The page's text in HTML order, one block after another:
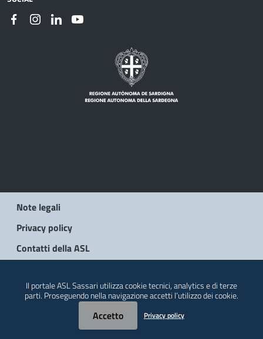
Note legali
Privacy policy
Contatti della ASL
Il portale ASL Sassari utilizza cookie tecnici, analytics e di terze
parti. Proseguendo nella navigazione accetti l’utilizzo dei cookie.
Accetto Privacy policy